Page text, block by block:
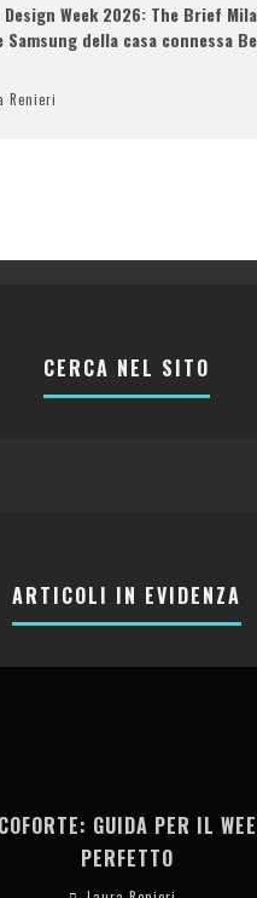
Design Week 2026: The Brief
Samsung della casa connessa
Renieri
CERCA NEL SITO
ARTICOLI IN EVIDENZA
GUIDA PER IL
PERFETTO